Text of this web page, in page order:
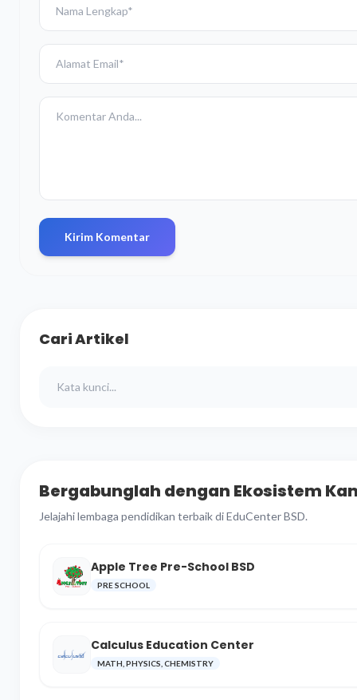
Kirim Komentar
Cari Artikel
Bergabunglah dengan Ekosistem
Jelajahi lembaga pendidikan terbaik di EduCenter BSD.
Apple Tree Pre-School BSD
PRE SCHOOL
Calculus Education Center
MATH, PHYSICS, CHEMISTRY